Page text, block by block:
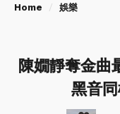
Home 娛樂
陳嫺靜奪金曲
黑音